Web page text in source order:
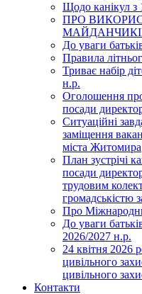
Щодо канікул з
ПРО
До уваги
Правила
Триває набір
н.р.
Оголошення
посади
Ситуаційні
заміщення
міста Житомира
План зустрічі
посади
трудовим
громадськістю
Про
До уваги
2026/2027 н.р.
24 квітня 2026
цивільного
цивільного
Контакти